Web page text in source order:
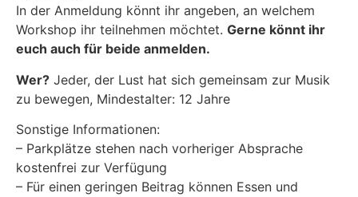
In der Anmeldung könnt ihr angeben, an welchem
Workshop ihr teilnehmen möchtet. Gerne könnt ihr
euch auch für beide anmelden.
Wer? Jeder, der Lust hat sich gemeinsam zur Musik
zu bewegen, Mindestalter: 12 Jahre
Sonstige Informationen:
– Parkplätze stehen nach vorheriger Absprache
kostenfrei zur Verfügung
– Für einen geringen Beitrag können Essen und